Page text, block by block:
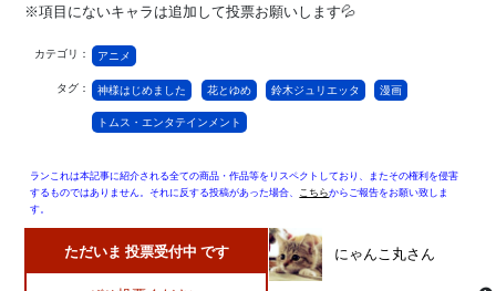
※項目にないキャラは追加して投票お願いします💦
カテゴリ： アニメ
タグ： 神様はじめました 花とゆめ 鈴木ジュリエッタ 漫画
トムス・エンタテインメント
ランこれは本記事に紹介される全ての商品・作品等をリスペクトしており、またその権利を侵害
するものではありません。それに反する投稿があった場合、 こちらからご報告をお願い致しま
す。
ただいま 投票受付中 です にゃんこ丸さん